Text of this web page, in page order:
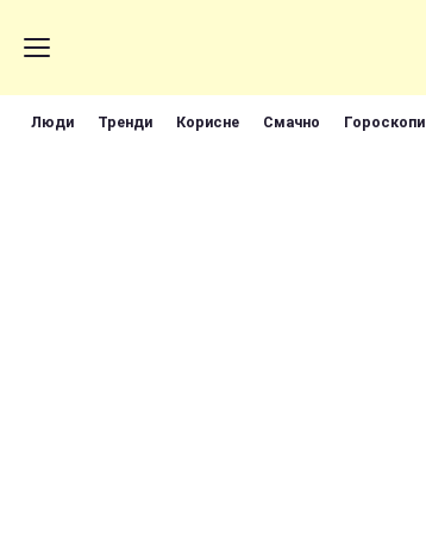
Люди Тренди Корисне Смачно Гороскопи